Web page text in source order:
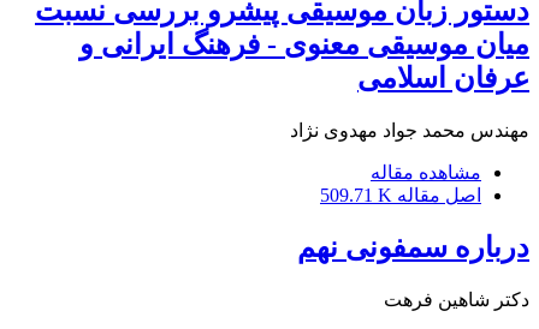
دستور زبان موسیقی پیشرو بررسی نسبت
میان موسیقی معنوی - فرهنگ ایرانی و
عرفان اسلامی
مهندس محمد جواد مهدوی نژاد
مشاهده مقاله
اصل مقاله 509.71 K
درباره سمفونی نهم
دکتر شاهین فرهت